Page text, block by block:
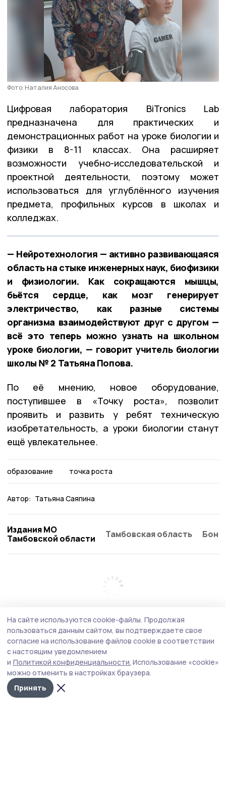
Фото: Наталия Аносова
Цифровая лаборатория BiTronics Lab
предназначена для практических и
демонстрационных работ на уроке биологии и
физики в 8-11 классах. Она расширяет
возможности учебно-исследовательской и
проектной деятельности, поэтому может
использоваться для углублённого изучения
предмета, профильных курсов в школах и
колледжах.
— Нейротехнология — активно развивающаяся
область на стыке инженерных наук, биофизики
и физиологии. Как сокращаются мышцы,
бьётся сердце, как мозг генерирует
электричество, как разные системы
организма взаимодействуют друг с другом —
всё это теперь можно узнать на школьном
уроке биологии, — говорит учитель биологии
школы № 2 Татьяна Попова.
По её мнению, новое оборудование,
поступившее в «Точку роста», позволит
проявить и развить у ребят техническую
изобретательность, а уроки биологии станут
ещё увлекательнее.
образование точка роста
Автор: Татьяна Саяпина
Издания МО
Тамбовской области
Тамбовская область
На сайте используются cookie-файлы. Продолжая
пользоваться данным сайтом, вы подтверждаете свое
согласие на использование файлов cookie в соответствии
с настоящим уведомлением
и Политикой конфиденциальности. Использование «cookie»
можно отменить в настройках браузера.
Принять